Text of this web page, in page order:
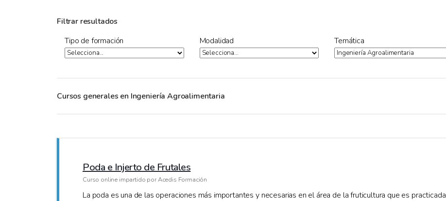
Filtrar resultados
Tipo de formación
Modalidad Temática
Cursos generales en Ingeniería Agroalimentaria
Poda e Injerto de Frutales
Curso online impartido por Acedis Formación
La poda es una de las operaciones más importantes y necesarias en el área de la fruticultura que es practicada